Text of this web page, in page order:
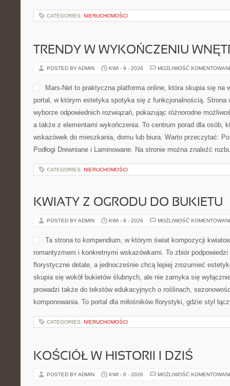
CATEGORIES: NIERUCHOMOŚCI
TRENDY W WYKOŃCZENIU
POSTED BY ADMIN KWI - 9 - 2026 MOŻLIWOŚĆ
Mars-Net to praktyczna platforma online, która skupia się na
portal, w którym estetyka spotyka się z funkcjonalnością. Strona
wyborze odpowiednich rozwiązań, pokazując różnorodne
a także z elementami wykończenia. To centrum porad dla osób,
wskazówek do mieszkania, domu lub biura. Warto przeczytać:
Podłogi Drewniane i Laminowane. Na stronie można znaleźć
CATEGORIES: NIERUCHOMOŚCI
KWIATY Z OGRODU DO BUKIETU
POSTED BY ADMIN KWI - 8 - 2026 MOŻLIWOŚĆ
Ta strona to kompendium, w którym świat kompozycji
romantyzmem i konkretnymi wskazówkami. To zbiór
florystyczne detale, a jednocześnie chcą lepiej zrozumieć
skupia się wokół bukietów ślubnych, ale nie zamyka się
prowadzi także do tekstów edukacyjnych o roślinach,
komponowania. To portal dla miłośników florystyki, gdzie styl
CATEGORIES: NIERUCHOMOŚCI
KOŚCIÓŁ W HISTORII I DZIŚ
POSTED BY ADMIN KWI - 6 - 2026 MOŻLIWOŚĆ